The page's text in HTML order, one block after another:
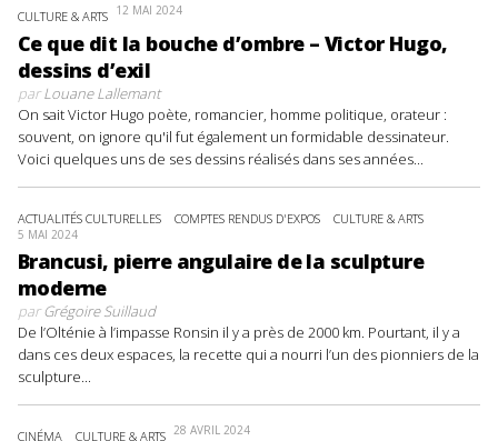
CULTURE & ARTS 12 MAI 2024
Ce que dit la bouche d’ombre – Victor Hugo,
dessins d’exil
parLouane Lallemant
On sait Victor Hugo poète, romancier, homme politique, orateur :
souvent, on ignore qu'il fut également un formidable dessinateur.
Voici quelques uns de ses dessins réalisés dans ses années...
ACTUALITÉS CULTURELLES COMPTES RENDUS D'EXPOS CULTURE & ARTS
5 MAI 2024
Brancusi, pierre angulaire de la sculpture
moderne
parGrégoire Suillaud
De l’Olténie à l’impasse Ronsin il y a près de 2000 km. Pourtant, il y a
dans ces deux espaces, la recette qui a nourri l’un des pionniers de la
sculpture...
CINÉMA CULTURE & ARTS 28 AVRIL 2024